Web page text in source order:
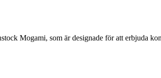
Mogami, som är designade för att erbjuda